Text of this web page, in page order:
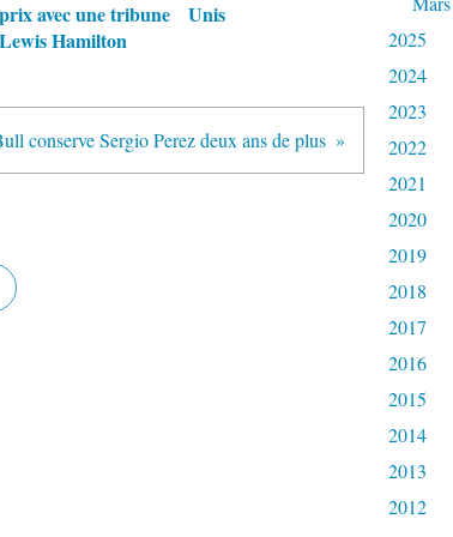
prix avec une tribune
Lewis Hamilton
Unis
conserve Sergio Perez deux ans de plus
2025
2024
2023
2022
2021
2020
2019
2018
2017
2016
2015
2014
2013
2012